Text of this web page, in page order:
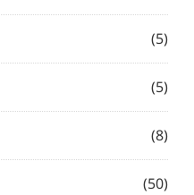
(5)
(5)
(8)
(50)